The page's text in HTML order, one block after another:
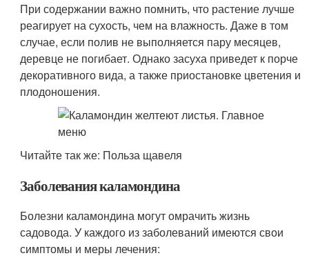
При содержании важно помнить, что растение лучше
реагирует на сухость, чем на влажность. Даже в том
случае, если полив не выполняется пару месяцев,
деревце не погибает. Однако засуха приведет к порче
декоративного вида, а также приостановке цветения и
плодоношения.
Читайте так же: Польза щавеля
Заболевания каламондина
Болезни каламондина могут омрачить жизнь
садовода. У каждого из заболеваний имеются свои
симптомы и меры лечения: